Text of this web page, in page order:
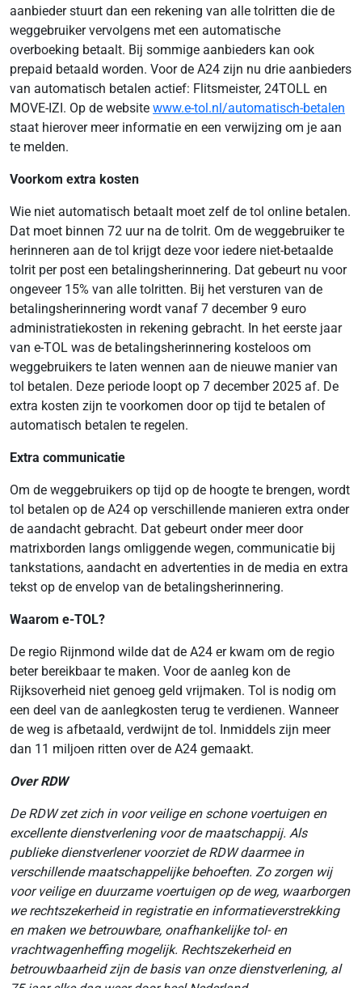
aanbieder stuurt dan een rekening van alle tolritten die de
weggebruiker vervolgens met een automatische
overboeking betaalt. Bij sommige aanbieders kan ook
prepaid betaald worden. Voor de A24 zijn nu drie aanbieders
van automatisch betalen actief: Flitsmeister, 24TOLL en
MOVE-IZI. Op de website www.e-tol.nl/automatisch-betalen
staat hierover meer informatie en een verwijzing om je aan
te melden.
Voorkom extra kosten
Wie niet automatisch betaalt moet zelf de tol online betalen.
Dat moet binnen 72 uur na de tolrit. Om de weggebruiker te
herinneren aan de tol krijgt deze voor iedere niet-betaalde
tolrit per post een betalingsherinnering. Dat gebeurt nu voor
ongeveer 15% van alle tolritten. Bij het versturen van de
betalingsherinnering wordt vanaf 7 december 9 euro
administratiekosten in rekening gebracht. In het eerste jaar
van e-TOL was de betalingsherinnering kosteloos om
weggebruikers te laten wennen aan de nieuwe manier van
tol betalen. Deze periode loopt op 7 december 2025 af. De
extra kosten zijn te voorkomen door op tijd te betalen of
automatisch betalen te regelen.
Extra communicatie
Om de weggebruikers op tijd op de hoogte te brengen, wordt
tol betalen op de A24 op verschillende manieren extra onder
de aandacht gebracht. Dat gebeurt onder meer door
matrixborden langs omliggende wegen, communicatie bij
tankstations, aandacht en advertenties in de media en extra
tekst op de envelop van de betalingsherinnering.
Waarom e-TOL?
De regio Rijnmond wilde dat de A24 er kwam om de regio
beter bereikbaar te maken. Voor de aanleg kon de
Rijksoverheid niet genoeg geld vrijmaken. Tol is nodig om
een deel van de aanlegkosten terug te verdienen. Wanneer
de weg is afbetaald, verdwijnt de tol. Inmiddels zijn meer
dan 11 miljoen ritten over de A24 gemaakt.
Over RDW
De RDW zet zich in voor veilige en schone voertuigen en
excellente dienstverlening voor de maatschappij. Als
publieke dienstverlener voorziet de RDW daarmee in
verschillende maatschappelijke behoeften. Zo zorgen wij
voor veilige en duurzame voertuigen op de weg, waarborgen
we rechtszekerheid in registratie en informatieverstrekking
en maken we betrouwbare, onafhankelijke tol- en
vrachtwagenheffing mogelijk. Rechtszekerheid en
betrouwbaarheid zijn de basis van onze dienstverlening, al